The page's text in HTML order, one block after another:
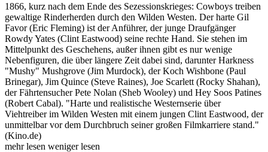
1866, kurz nach dem Ende des Sezessionskrieges: Cowboys treiben
gewaltige Rinderherden durch den Wilden Westen. Der harte Gil
Favor (Eric Fleming) ist der Anführer, der junge Draufgänger
Rowdy Yates (Clint Eastwood) seine rechte Hand. Sie stehen im
Mittelpunkt des Geschehens, außer ihnen gibt es nur wenige
Nebenfiguren, die über längere Zeit dabei sind, darunter Harkness
"Mushy" Mushgrove (Jim Murdock), der Koch Wishbone (Paul
Brinegar), Jim Quince (Steve Raines), Joe Scarlett (Rocky Shahan),
der Fährtensucher Pete Nolan (Sheb Wooley) und Hey Soos Patines
(Robert Cabal). "Harte und realistische Westernserie über
Viehtreiber im Wilden Westen mit einem jungen Clint Eastwood, der
unmittelbar vor dem Durchbruch seiner großen Filmkarriere stand."
(Kino.de)
mehr lesen weniger lesen